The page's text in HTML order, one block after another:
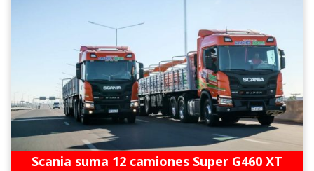
Scania suma 12 camiones Super G460 XT